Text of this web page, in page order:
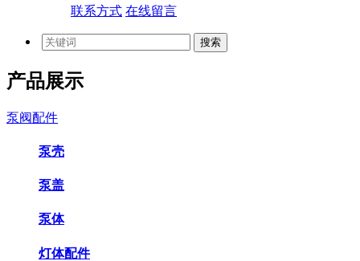
联系方式 在线留言
产品展示
泵阀配件
泵壳
泵盖
泵体
灯体配件